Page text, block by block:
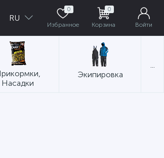
RU
0
Избранное
0
Корзина Войти
Насадки
Экипировка